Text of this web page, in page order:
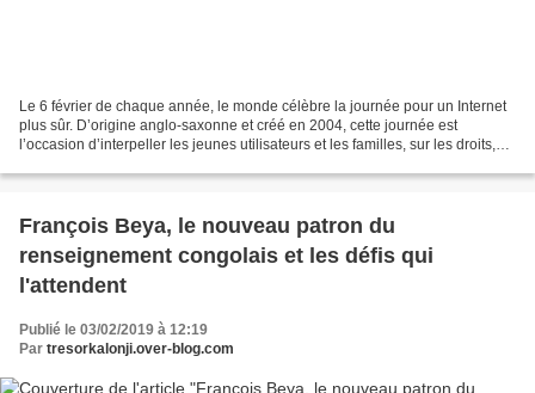
Le 6 février de chaque année, le monde célèbre la journée pour un Internet
plus sûr. D’origine anglo-saxonne et créé en 2004, cette journée est
l’occasion d’interpeller les jeunes utilisateurs et les familles, sur les droits,
François Beya, le nouveau patron du
renseignement congolais et les défis qui
l'attendent
Publié le 03/02/2019 à 12:19
Par tresorkalonji.over-blog.com